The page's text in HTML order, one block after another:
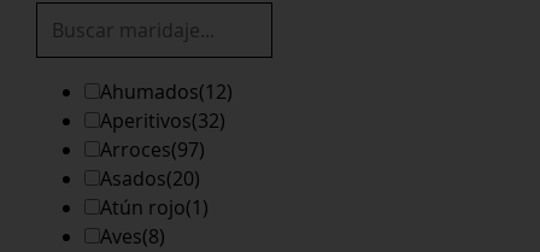
Ahumados(12)
Aperitivos(32)
Arroces(97)
Asados(20)
Atún rojo(1)
Aves(8)